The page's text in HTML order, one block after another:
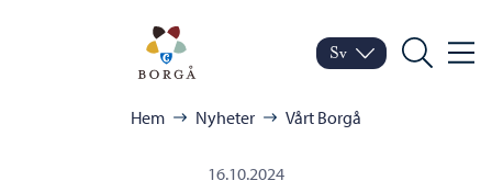
Porvoo – Gå till
Byt språk
Nuvarande språk:
Sv
Sök Meny
Hem Nyheter Vårt Borgå
16.10.2024